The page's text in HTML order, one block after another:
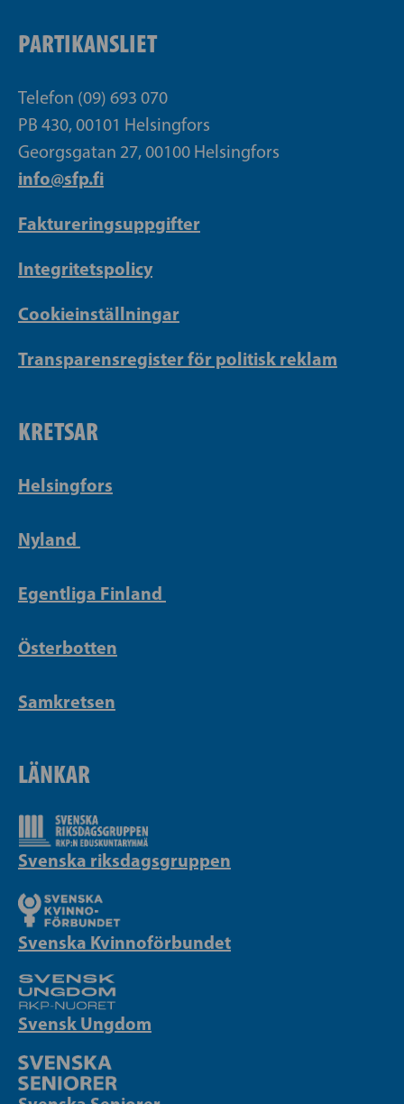
PARTIKANSLIET
Telefon (09) 693 070
PB 430, 00101 Helsingfors
Georgsgatan 27, 00100 Helsingfors
info@sfp.fi
Faktureringsuppgifter
Integritetspolicy
Cookieinställningar
Transparensregister för politisk reklam
KRETSAR
Helsingfors
Nyland
Egentliga Finland
Österbotten
Samkretsen
LÄNKAR
Svenska riksdagsgruppen
Svenska Kvinnoförbundet
Svensk Ungdom